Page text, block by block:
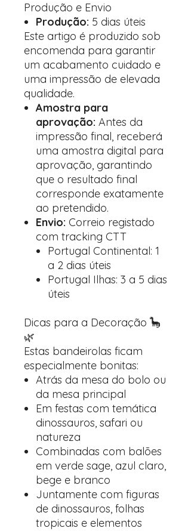
Produção e Envio
Produção: 5 dias úteis
Este artigo é produzido sob
encomenda para garantir
um acabamento cuidado e
uma impressão de elevada
qualidade.
Amostra para
aprovação: Antes da
impressão final, receberá
uma amostra digital para
aprovação, garantindo
que o resultado final
corresponde exatamente
ao pretendido.
Envio: Correio registado
com tracking CTT
Portugal Continental: 1
a 2 dias úteis
Portugal Ilhas: 3 a 5 dias
úteis
Dicas para a Decoração 🦕
🌿
Estas bandeirolas ficam
especialmente bonitas:
Atrás da mesa do bolo ou
da mesa principal
Em festas com temática
dinossauros, safari ou
natureza
Combinadas com balões
em verde sage, azul claro,
bege e branco
Juntamente com figuras
de dinossauros, folhas
tropicais e elementos